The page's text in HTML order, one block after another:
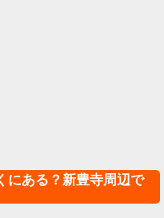
にある？新豊寺周辺で